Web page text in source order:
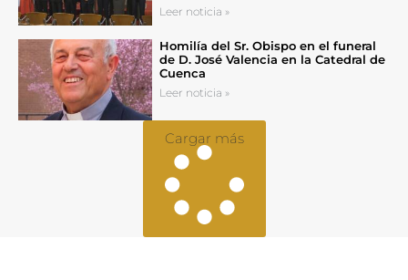
Leer noticia »
Homilía del Sr. Obispo en el funeral
de D. José Valencia en la Catedral de
Cuenca
Leer noticia »
Cargar más